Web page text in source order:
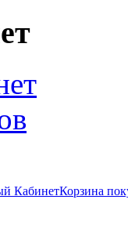
КабинетКорзина